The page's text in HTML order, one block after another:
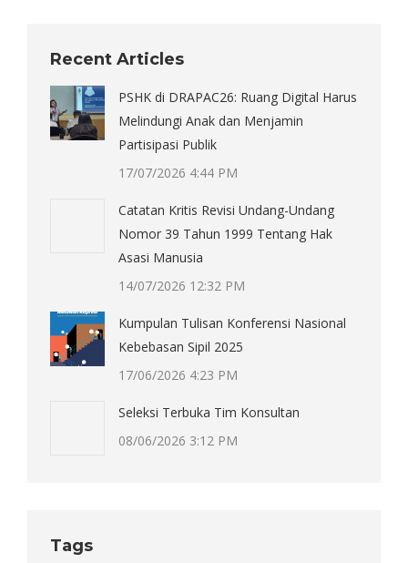
Recent Articles
PSHK di DRAPAC26: Ruang Digital Harus
Melindungi Anak dan Menjamin
Partisipasi Publik
17/07/2026 4:44 PM
Catatan Kritis Revisi Undang-Undang
Nomor 39 Tahun 1999 Tentang Hak
Asasi Manusia
14/07/2026 12:32 PM
Kumpulan Tulisan Konferensi Nasional
Kebebasan Sipil 2025
17/06/2026 4:23 PM
Seleksi Terbuka Tim Konsultan
08/06/2026 3:12 PM
Tags